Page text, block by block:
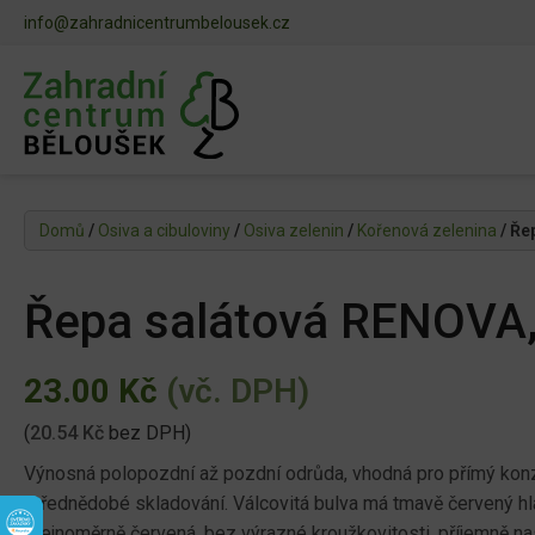
info@zahradnicentrumbelousek.cz
Domů / Osiva a cibuloviny / Osiva zelenin / Kořenová zelenina /
Řepa salátová
23.00 Kč (vč. DPH)
(20.54 Kč bez DPH)
Výnosná polopozdní až pozdní odrůda, vhodná pro přímý
střednědobé skladování. Válcovitá bulva má tmavě červený